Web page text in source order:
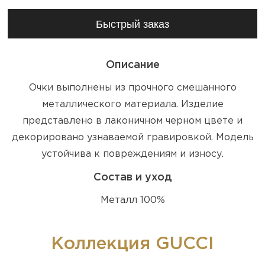
Быстрый заказ
Описание
Очки выполнены из прочного смешанного
металлического материала. Изделие
представлено в лаконичном черном цвете и
декорировано узнаваемой гравировкой. Модель
устойчива к повреждениям и износу.
Состав и уход
Металл 100%
Коллекция GUCCI